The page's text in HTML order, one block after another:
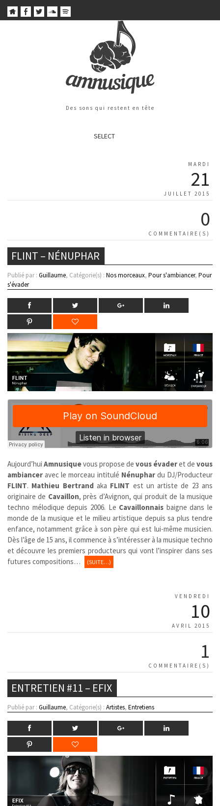
Des sons qui restent en tête
SELECT
MARDI
21
JUILLET 2015
0
COMMENTAIRE(S)
FLINT – NÉNUPHAR
Publié par : Guillaume, Catégorie(s) : Nos morceaux, Pour s'ambiancer, Pour
s'évader
Aujourd’hui Amnusiquevous propose de vous évaderet de vous
ambiancer avec le morceau intitulé Nénuphardu DJ/Producteur
FLINT. Mathieu Bertrand aka FLINT est un artiste de 23 ans
originaire de Cavaillon, près d’Avignon, qui produit de la musique
techno mélodique depuis 2006. Le Cavaillonnais baigne dans le
monde de la musique et le milieu artistique depuis sa plus tendre
enfance, notamment grâce à son père qui est lui-même musicien.
Dès l’âge de 15 ans, il commence à s’intéresser à la musique techno
et découvre les premiers producteurs qui vont l’inspirer dans ses
futures compositions…
(SUITE…)
VENDREDI
10
AVRIL 2015
1
COMMENTAIRE(S)
ENTRETIEN #11 – EFIX
Publié par : Guillaume, Catégorie(s) : Artistes, Entretiens